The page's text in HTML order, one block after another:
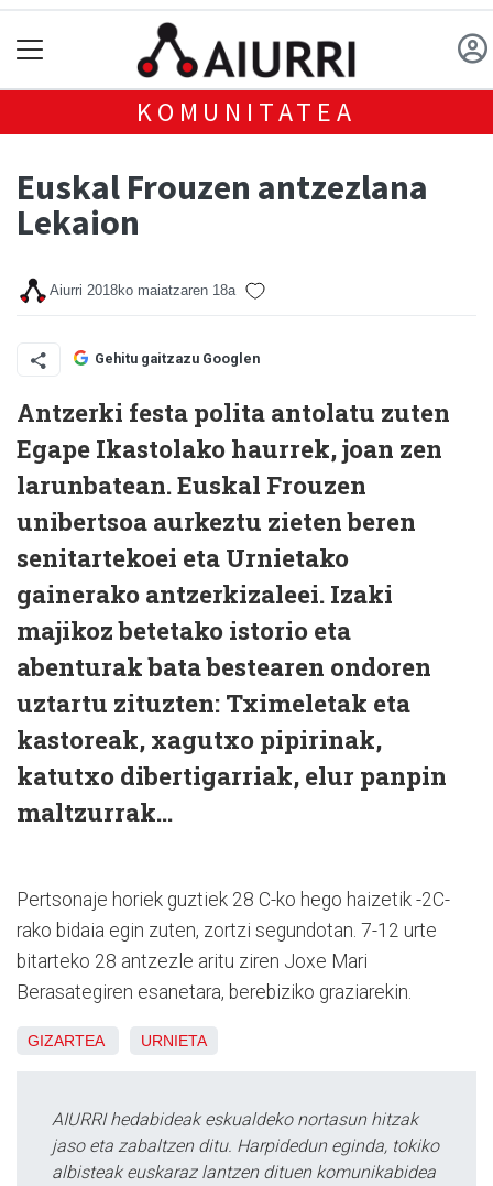
KOMUNITATEA
Euskal Frouzen antzezlana
Lekaion
Aiurri 2018ko maiatzaren 18a
Gehitu gaitzazu Googlen
Antzerki festa polita antolatu zuten
Egape Ikastolako haurrek, joan zen
larunbatean. Euskal Frouzen
unibertsoa aurkeztu zieten beren
senitartekoei eta Urnietako
gainerako antzerkizaleei. Izaki
majikoz betetako istorio eta
abenturak bata bestearen ondoren
uztartu zituzten: Tximeletak eta
kastoreak, xagutxo pipirinak,
katutxo dibertigarriak, elur panpin
maltzurrak...
Pertsonaje horiek guztiek 28 C-ko hego haizetik -2C-
rako bidaia egin zuten, zortzi segundotan. 7-12 urte
bitarteko 28 antzezle aritu ziren Joxe Mari
Berasategiren esanetara, berebiziko graziarekin.
GIZARTEA URNIETA
AIURRI hedabideak eskualdeko nortasun hitzak
jaso eta zabaltzen ditu. Harpidedun eginda, tokiko
albisteak euskaraz lantzen dituen komunikabidea